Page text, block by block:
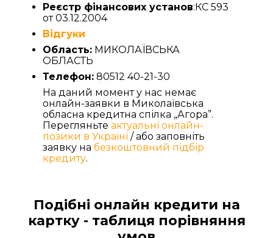
Реєстр фінансових установ:КС 593
от 03.12.2004
Відгуки
Область: МИКОЛАЇВСЬКА
ОБЛАСТЬ
Телефон: 80512 40-21-30
На даний момент у нас немає
онлайн-заявки в Миколаївська
обласна кредитна спілка „Агора”.
Перегляньте актуальні онлайн-
позики в Україні / або заповніть
заявку на безкоштовний підбір
кредиту.
Подібні онлайн кредити на
картку - таблиця порівняння